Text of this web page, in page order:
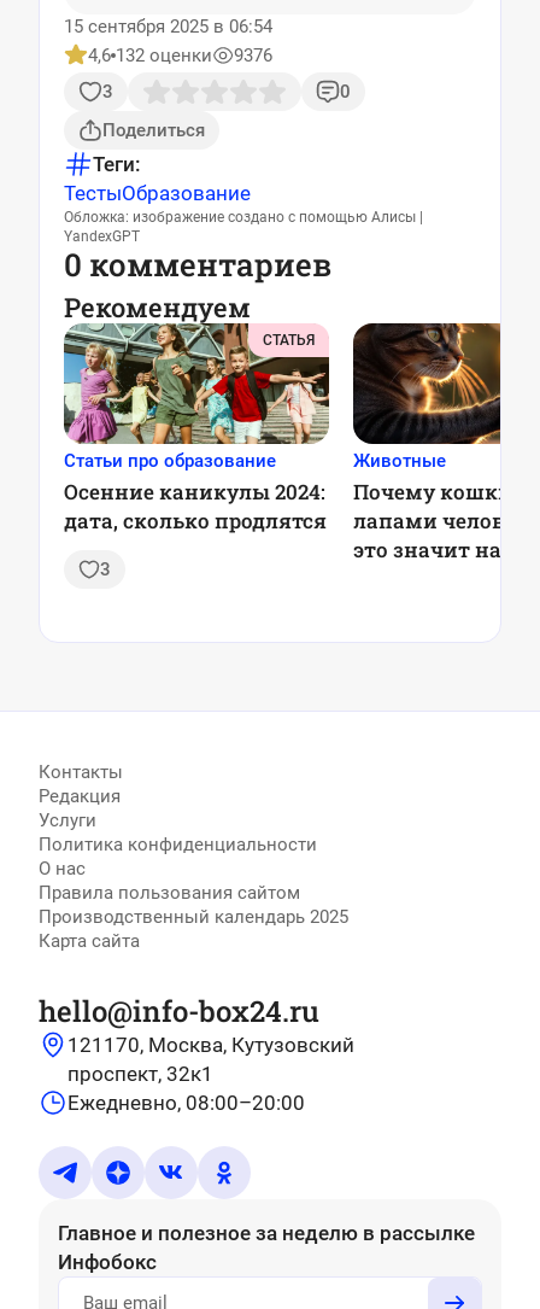
15 сентября 2025 в 06:54
4,6 132 оценки
9376
3
0
Поделиться
Теги:
ТестыОбразование
Обложка: изображение создано с помощью Алисы |
YandexGPT
0 комментариев
Рекомендуем
СТАТЬЯ
Статьи про образование
Осенние каникулы 2024:
дата, сколько продлятся
3
Животные
Почему кошки
лапами
это значит на
Контакты
Редакция
Услуги
Политика конфиденциальности
О нас
Правила пользования сайтом
Производственный календарь 2025
Карта сайта
hello@info-box24.ru
121170, Москва, Кутузовский
проспект, 32к1
Ежедневно, 08:00–20:00
Главное и полезное за неделю в рассылке
Инфобокс